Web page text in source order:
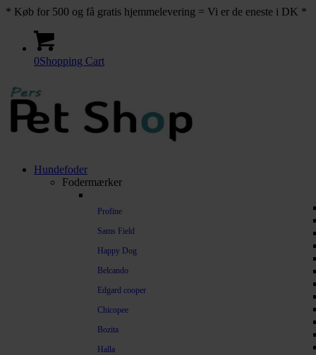
* Køb for 500 og få gratis hjemmelevering = Vi er de eneste i DK *
0Shopping Cart
Hundefoder
Fodermærker
Profine
Sams Field
Happy Dog
Belcando
Edgard cooper
Chicopee
Bozita
Halla